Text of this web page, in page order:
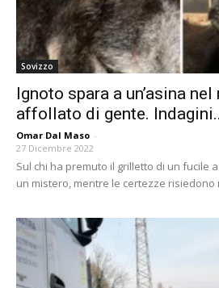
Sovizzo
Ignoto spara a un’asina
affollato di gente.
Omar Dal Maso -
27 Dicembre 2022
Sul chi ha premuto il grilletto di un fucile
un mistero, mentre le certezze risiedono